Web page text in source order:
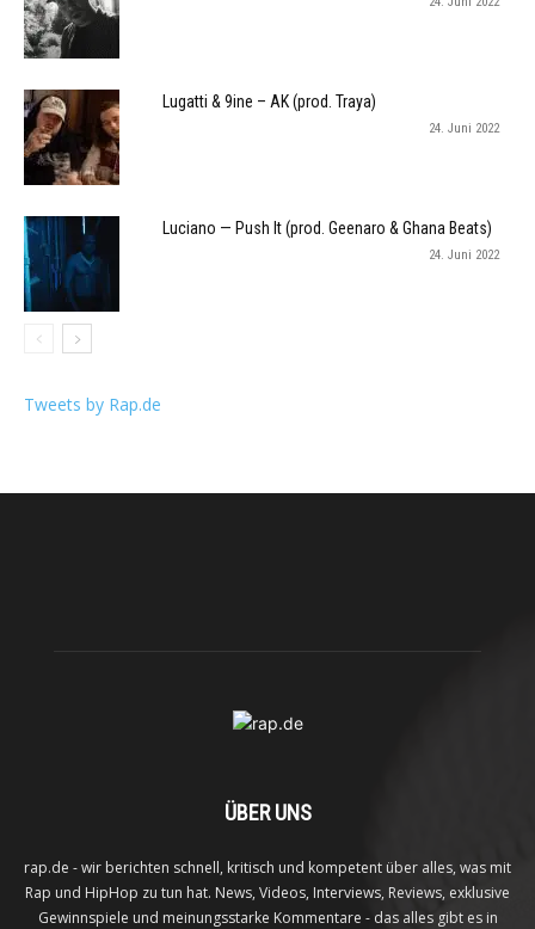
Lugatti & 9ine – AK (prod. Traya)
24. Juni 2022
Luciano — Push It (prod. Geenaro & Ghana Beats)
24. Juni 2022
Tweets by Rap.de
ÜBER UNS
rap.de - wir berichten schnell, kritisch und kompetent über alles, was mit
Rap und HipHop zu tun hat. News, Videos, Interviews, Reviews, exklusive
Gewinnspiele und meinungsstarke Kommentare - das alles gibt es in